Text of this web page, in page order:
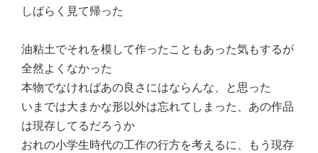
しばらく見て帰った
油粘土でそれを模して作ったこともあった気もするが
全然よくなかった
本物でなければあの良さにはならんな、と思った
いまでは大まかな形以外は忘れてしまった、あの作品
は現存してるだろうか
おれの小学生時代の工作の行方を考えるに、もう現存